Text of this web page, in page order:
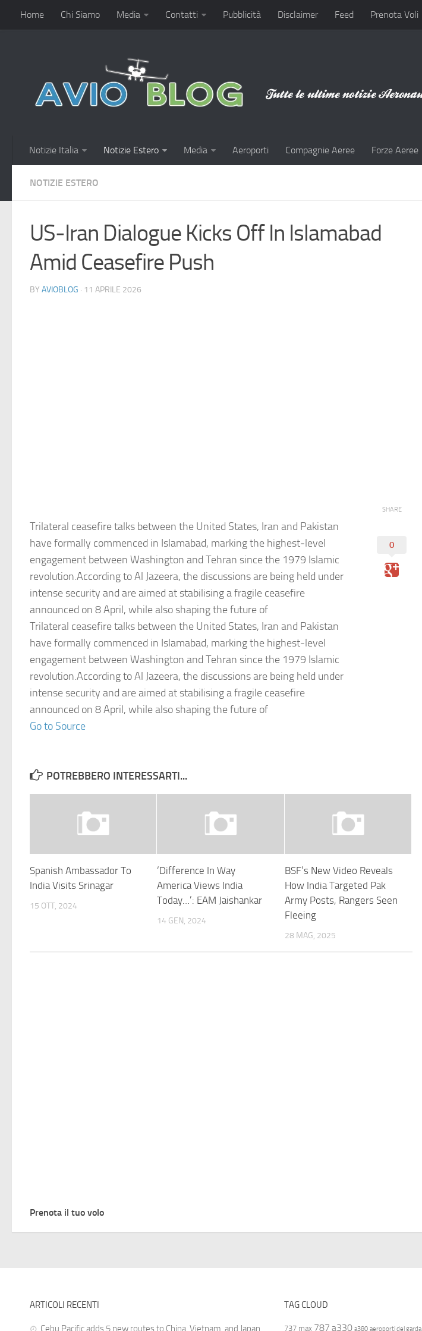
Home Chi Siamo Media Contatti Pubblicità Disclaimer Feed Prenota Voli
Notizie Italia Notizie Estero Media Aeroporti Compagnie Aeree Forze Aeree
NOTIZIE ESTERO
US-Iran Dialogue Kicks Off In Islamabad
Amid Ceasefire Push
BY AVIOBLOG · 11 APRILE 2026
Trilateral ceasefire talks between the United States, Iran and Pakistan
have formally commenced in Islamabad, marking the highest‑level
engagement between Washington and Tehran since the 1979 Islamic
revolution.According to Al Jazeera, the discussions are being held under
intense security and are aimed at stabilising a fragile ceasefire
announced on 8 April, while also shaping the future of
Trilateral ceasefire talks between the United States, Iran and Pakistan
have formally commenced in Islamabad, marking the highest‑level
engagement between Washington and Tehran since the 1979 Islamic
revolution.According to Al Jazeera, the discussions are being held under
intense security and are aimed at stabilising a fragile ceasefire
announced on 8 April, while also shaping the future of
Go to Source
SHARE
0
POTREBBERO INTERESSARTI...
Spanish Ambassador To
India Visits Srinagar
15 OTT, 2024
‘Difference In Way
America Views India
Today…’: EAM Jaishankar
14 GEN, 2024
BSF’s New Video Reveals
How India Targeted Pak
Army Posts, Rangers Seen
Fleeing
28 MAG, 2025
Prenota il tuo volo
ARTICOLI RECENTI
Cebu Pacific adds 5 new routes to China, Vietnam, and Japan
TAG CLOUD
737 max 787 a330 a380 aeroporti del garda